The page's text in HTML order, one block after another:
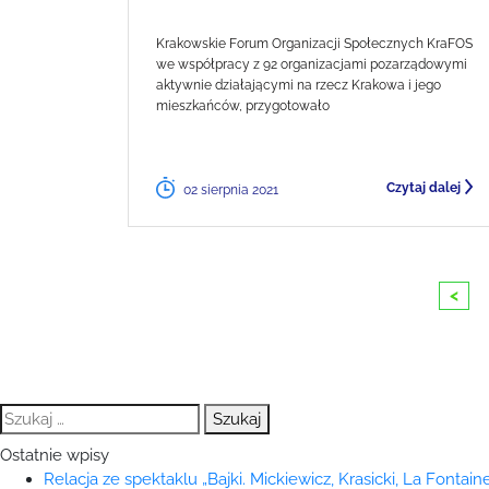
Krakowskie Forum Organizacji Społecznych KraFOS
we współpracy z 92 organizacjami pozarządowymi
aktywnie działającymi na rzecz Krakowa i jego
mieszkańców, przygotowało
02 sierpnia 2021 Czytaj dalej
<
Szukaj:
Ostatnie wpisy
Relacja ze spektaklu „Bajki. Mickiewicz, Krasicki, La